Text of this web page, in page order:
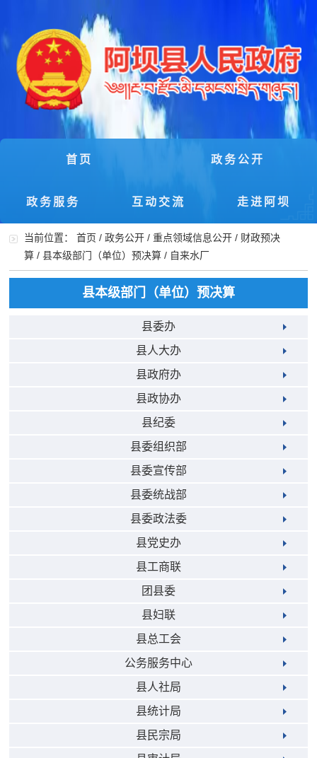
首页 政务公开
政务服务 互动交流 走进阿坝
当前位置：首页 /政务公开 /重点领域信息公开 / 财政预决
算 /县本级部门（单位）预决算 / 自来水厂
县本级部门（单位）预决算
县委办
县人大办
县政府办
县政协办
县纪委
县委组织部
县委宣传部
县委统战部
县委政法委
县党史办
县工商联
团县委
县妇联
县总工会
公务服务中心
县人社局
县统计局
县民宗局